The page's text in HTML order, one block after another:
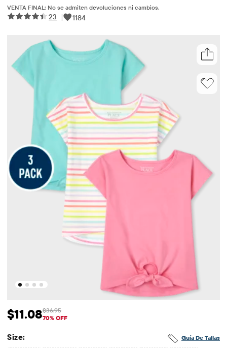
VENTA FINAL: No se admiten devoluciones ni cambios.
23 | 1184
Precio de venta: $11.08
$11.08 Precio original: $36.95
$36.95
70% OFF
Guía De Tallas
Size: